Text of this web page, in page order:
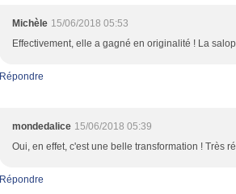
Michèle 15/06/2018 05:53
Effectivement, elle a gagné en originalité ! La
Répondre
mondedalice 15/06/2018 05:39
Oui, en effet, c'est une belle transformation ! Très
Répondre